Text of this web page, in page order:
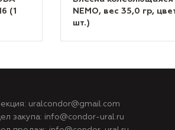
(1
NEMO, вес 35,0 гр,
шт.)
uralcondor@gmail.com
закупа: info@condor-ural.ru